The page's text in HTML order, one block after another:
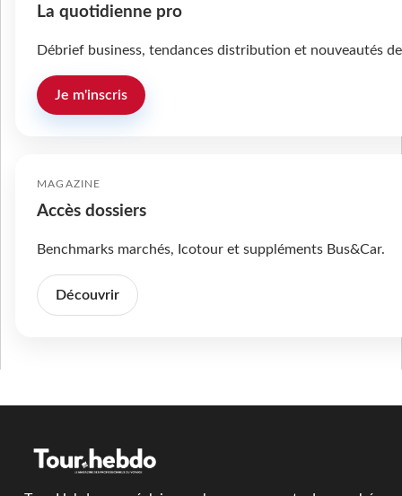
La quotidienne pro
Débrief business, tendances distribution et nouveautés
Je m'inscris
MAGAZINE
Accès dossiers
Benchmarks marchés, Icotour et suppléments Bus&Car.
Découvrir